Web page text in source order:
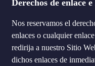
Derechos de enlace
Nos reservamos el
enlaces o cualquier
redirija a nuestro Sitio
dichos enlaces de